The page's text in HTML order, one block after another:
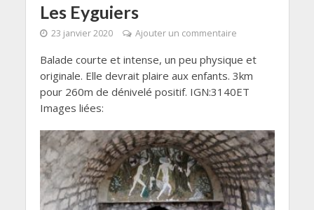
Les Eyguiers
23 janvier 2020 Ajouter un commentaire
Balade courte et intense, un peu physique et
originale. Elle devrait plaire aux enfants. 3km
pour 260m de dénivelé positif. IGN:3140ET
Images liées: